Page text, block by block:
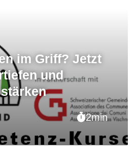
2min
im Griff? Jetzt
und